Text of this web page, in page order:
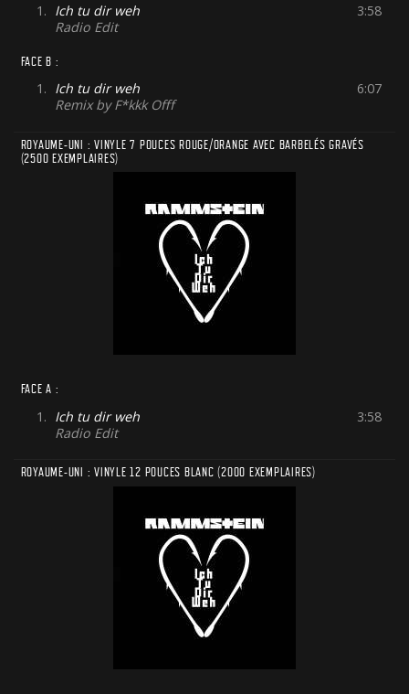
1. Ich tu dir weh
Radio Edit
3:58
FACE B :
1. Ich tu dir weh
Remix by F*kkk Offf
6:07
ROYAUME-UNI : VINYLE 7 POUCES ROUGE/ORANGE AVEC BARBELÉS GRAVÉS
(2500 EXEMPLAIRES)
FACE A :
1. Ich tu dir weh
Radio Edit
3:58
ROYAUME-UNI : VINYLE 12 POUCES BLANC (2000 EXEMPLAIRES)